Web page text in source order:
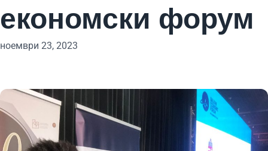
економски форум
ноември 23, 2023